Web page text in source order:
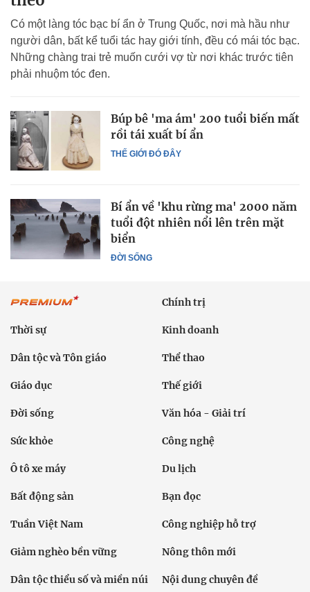
Có một làng tóc bạc bí ẩn ở Trung Quốc, nơi mà hầu như
người dân, bất kể tuổi tác hay giới tính, đều có mái tóc bạc.
Những chàng trai trẻ muốn cưới vợ từ nơi khác trước tiên
phải nhuộm tóc đen.
THẾ GIỚI ĐÓ ĐÂY
Búp bê 'ma ám' 200 tuổi biến mất
rồi tái xuất bí ẩn
ĐỜI SỐNG
Bí ẩn về 'khu rừng ma' 2000 năm
tuổi đột nhiên nổi lên trên mặt
biển
Chính trị
Thời sự Kinh doanh
Dân tộc và Tôn giáo Thể thao
Giáo dục Thế giới
Đời sống Văn hóa - Giải trí
Sức khỏe Công nghệ
Ô tô xe máy Du lịch
Bất động sản Bạn đọc
Tuần Việt Nam Công nghiệp hỗ trợ
Giảm nghèo bền vững Nông thôn mới
Dân tộc thiểu số và miền núi Nội dung chuyên đề